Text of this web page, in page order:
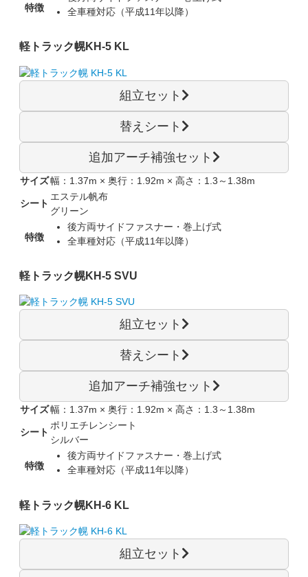
特徴
全車種対応（平成11年以降）
軽トラック幌KH-5 KL
組立セット
替えシート
追加アーチ補強セット
サイズ幅：1.37m × 奥行：1.92m × 高さ：1.3～1.38m
シート
エステル帆布
グリーン
特徴
後方両サイドファスナー・巻上げ式
全車種対応（平成11年以降）
軽トラック幌KH-5 SVU
組立セット
替えシート
追加アーチ補強セット
サイズ幅：1.37m × 奥行：1.92m × 高さ：1.3～1.38m
シート
ポリエチレンシート
シルバー
特徴
後方両サイドファスナー・巻上げ式
全車種対応（平成11年以降）
軽トラック幌KH-6 KL
組立セット